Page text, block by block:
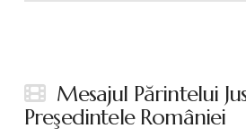
Mesajul Părintelui
Preşedintele României